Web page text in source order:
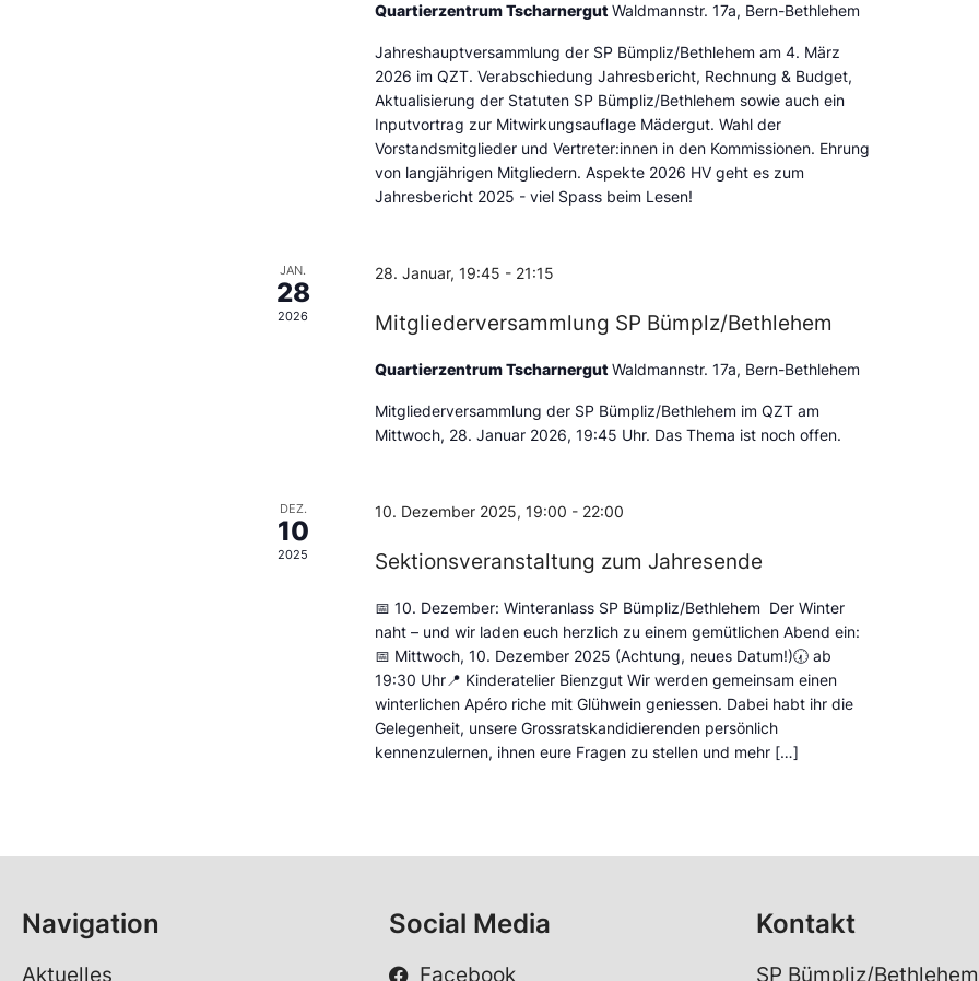
Quartierzentrum Tscharnergut Waldmannstr. 17a, Bern-Bethlehem
Jahreshauptversammlung der SP Bümpliz/Bethlehem am 4. März
2026 im QZT. Verabschiedung Jahresbericht, Rechnung & Budget,
Aktualisierung der Statuten SP Bümpliz/Bethlehem sowie auch ein
Inputvortrag zur Mitwirkungsauflage Mädergut. Wahl der
Vorstandsmitglieder und Vertreter:innen in den Kommissionen. Ehrung
von langjährigen Mitgliedern. Aspekte 2026 HV geht es zum
Jahresbericht 2025 - viel Spass beim Lesen!
JAN.
28
2026
28. Januar, 19:45 - 21:15
Mitgliederversammlung SP Bümplz/Bethlehem
Quartierzentrum Tscharnergut Waldmannstr. 17a, Bern-Bethlehem
Mitgliederversammlung der SP Bümpliz/Bethlehem im QZT am
Mittwoch, 28. Januar 2026, 19:45 Uhr. Das Thema ist noch offen.
DEZ.
10
2025
10. Dezember 2025, 19:00 - 22:00
Sektionsveranstaltung zum Jahresende
📅 10. Dezember: Winteranlass SP Bümpliz/Bethlehem Der Winter
naht – und wir laden euch herzlich zu einem gemütlichen Abend ein:
📅 Mittwoch, 10. Dezember 2025 (Achtung, neues Datum!)🕢 ab
19:30 Uhr📍 Kinderatelier Bienzgut Wir werden gemeinsam einen
winterlichen Apéro riche mit Glühwein geniessen. Dabei habt ihr die
Gelegenheit, unsere Grossratskandidierenden persönlich
kennenzulernen, ihnen eure Fragen zu stellen und mehr […]
Navigation
Aktuelles
Social Media
Facebook
Kontakt
SP Bümpliz/Bethlehem